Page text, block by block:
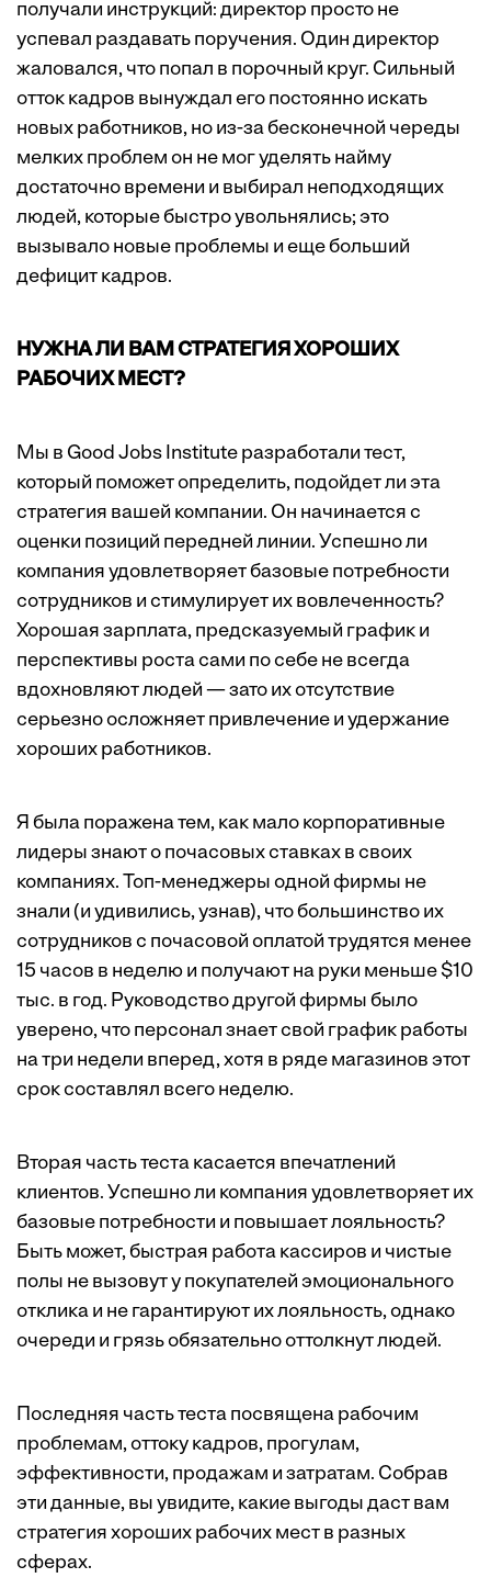
получали инструкций: директор просто не
успевал раздавать поручения. Один директор
жаловался, что попал в порочный круг. Сильный
отток кадров вынуждал его постоянно искать
новых работников, но из-за бесконечной череды
мелких проблем он не мог уделять найму
достаточно времени и выбирал неподходящих
людей, которые быстро увольнялись; это
вызывало новые проблемы и еще больший
дефицит кадров.
НУЖНА ЛИ ВАМ СТРАТЕГИЯ ХОРОШИХ
РАБОЧИХ МЕСТ?
Мы в Good Jobs Institute разработали тест,
который поможет определить, подойдет ли эта
стратегия вашей компании. Он начинается с
оценки позиций передней линии. Успешно ли
компания удовлетворяет базовые потребности
сотрудников и стимулирует их вовлеченность?
Хорошая зарплата, предсказуемый график и
перспективы роста сами по себе не всегда
вдохновляют людей — зато их отсутствие
серьезно осложняет привлечение и удержание
хороших работников.
Я была поражена тем, как мало корпоративные
лидеры знают о почасовых ставках в своих
компаниях. Топ-менеджеры одной фирмы не
знали (и удивились, узнав), что большинство их
сотрудников с почасовой оплатой трудятся менее
15 часов в неделю и получают на руки меньше $10
тыс. в год. Руководство другой фирмы было
уверено, что персонал знает свой график работы
на три недели вперед, хотя в ряде магазинов этот
срок составлял всего неделю.
Вторая часть теста касается впечатлений
клиентов. Успешно ли компания удовлетворяет их
базовые потребности и повышает лояльность?
Быть может, быстрая работа кассиров и чистые
полы не вызовут у покупателей ­эмоционального
отклика и не гарантируют их лояльность, однако
очереди и грязь обязательно оттолкнут людей.
Последняя часть теста посвящена рабочим
проблемам, оттоку кадров, прогулам,
эффективности, продажам и затратам. Собрав
эти данные, вы увидите, какие выгоды даст вам
стратегия хороших рабочих мест в разных
сферах.